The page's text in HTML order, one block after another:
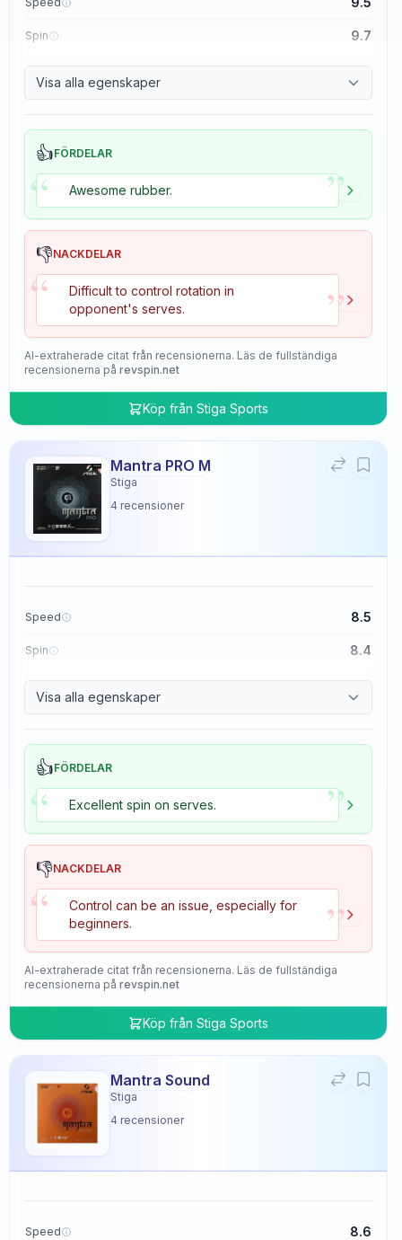
Spin 9.7
Visa alla egenskaper
👍FÖRDELAR
“ Awesome rubber. ”
👎NACKDELAR
“
Difficult to control rotation in
opponent's serves.
”
AI-extraherade citat från recensionerna. Läs de fullständiga
recensionerna på revspin.net
Köp från Stiga Sports
Mantra PRO M
Stiga
4 recensioner
Speed 8.5
Spin 8.4
Visa alla egenskaper
👍FÖRDELAR
“ Excellent spin on serves. ”
👎NACKDELAR
“
Control can be an issue, especially for
beginners.
”
AI-extraherade citat från recensionerna. Läs de fullständiga
recensionerna på revspin.net
Köp från Stiga Sports
Mantra Sound
Stiga
4 recensioner
Speed 8.6